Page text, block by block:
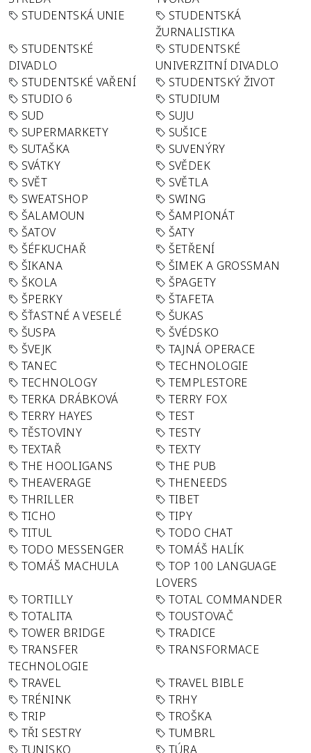
STUDENTSKÁ UNIE
STUDENTSKÁ
ŽURNALISTIKA
STUDENTSKÉ
DIVADLO
STUDENTSKÉ
UNIVERZITNÍ DIVADLO
STUDENTSKÉ VAŘENÍ
STUDENTSKÝ ŽIVOT
STUDIO 6
STUDIUM
SUD
SUJU
SUPERMARKETY
SUŠICE
SUTAŠKA
SUVENÝRY
SVÁTKY
SVĚDEK
SVĚT
SVĚTLA
SWEATSHOP
SWING
ŠALAMOUN
ŠAMPIONÁT
ŠATOV
ŠATY
ŠÉFKUCHAŘ
ŠETŘENÍ
ŠIKANA
ŠIMEK A GROSSMAN
ŠKOLA
ŠPAGETY
ŠPERKY
ŠTAFETA
ŠŤASTNÉ A VESELÉ
ŠUKAS
ŠUSPA
ŠVÉDSKO
ŠVEJK
TAJNÁ OPERACE
TANEC
TECHNOLOGIE
TECHNOLOGY
TEMPLESTORE
TERKA DRÁBKOVÁ
TERRY FOX
TERRY HAYES
TEST
TĚSTOVINY
TESTY
TEXTAŘ
TEXTY
THE HOOLIGANS
THE PUB
THEAVERAGE
THENEEDS
THRILLER
TIBET
TICHO
TIPY
TITUL
TODO CHAT
TODO MESSENGER
TOMÁŠ HALÍK
TOMÁŠ MACHULA
TOP 100 LANGUAGE
LOVERS
TORTILLY
TOTAL COMMANDER
TOTALITA
TOUSTOVAČ
TOWER BRIDGE
TRADICE
TRANSFER
TECHNOLOGIE
TRANSFORMACE
TRAVEL
TRAVEL BIBLE
TRÉNINK
TRHY
TRIP
TROŠKA
TŘI SESTRY
TUMBRL
TUNISKO
TÚRA